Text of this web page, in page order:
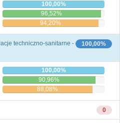
100,00%
96,52%
94,20%
100,00%
techniczno-sanitarne -
100,00%
90,96%
88,08%
0